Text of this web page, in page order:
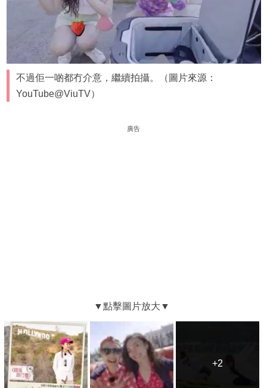
不過佢一啲都冇介意，繼續拍攝。（圖片來源：
YouTube@ViuTV）
廣告
+2
+2